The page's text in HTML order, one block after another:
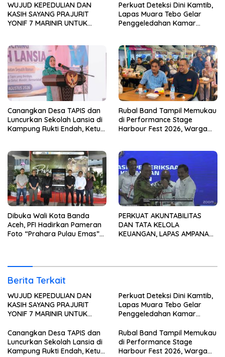
WUJUD KEPEDULIAN DAN
KASIH SAYANG PRAJURIT
YONIF 7 MARINIR UNTUK
Perkuat Deteksi Dini Kamtib,
Lapas Muara Tebo Gelar
Penggeledahan Kamar
Canangkan Desa TAPIS dan
Luncurkan Sekolah Lansia di
Kampung Rukti Endah, Ketua
dari Desa
Rubal Band Tampil Memukau
di Performance Stage
Harbour Fest 2026, Warga
Terbaik
Dibuka Wali Kota Banda
Aceh, PFI Hadirkan Pameran
Foto “Prahara Pulau Emas”
PERKUAT AKUNTABILITAS
DAN TATA KELOLA
KEUANGAN, LAPAS AMPANA
Berita Terkait
WUJUD KEPEDULIAN DAN
KASIH SAYANG PRAJURIT
YONIF 7 MARINIR UNTUK
PESANTREN NURUL HUDA
Perkuat Deteksi Dini Kamtib,
Lapas Muara Tebo Gelar
Penggeledahan Kamar
Canangkan Desa TAPIS dan
Luncurkan Sekolah Lansia di
Kampung Rukti Endah, Ketua
Rubal Band Tampil Memukau
di Performance Stage
Harbour Fest 2026, Warga